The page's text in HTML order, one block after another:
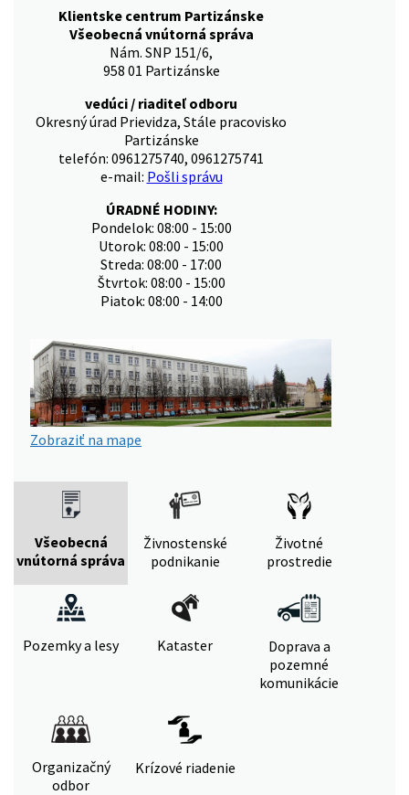
Klientske centrum Partizánske
Všeobecná vnútorná správa
Nám. SNP 151/6,
958 01 Partizánske
vedúci / riaditeľ odboru
Okresný úrad Prievidza, Stále pracovisko
Partizánske
telefón: 0961275740, 0961275741
e-mail: Pošli správu
ÚRADNÉ HODINY:
Pondelok: 08:00 - 15:00
Utorok: 08:00 - 15:00
Streda: 08:00 - 17:00
Štvrtok: 08:00 - 15:00
Piatok: 08:00 - 14:00
Zobraziť na mape
Všeobecná
vnútorná správa
Živnostenské
podnikanie
Životné
prostredie
Pozemky a lesy Kataster
Doprava a
pozemné
komunikácie
Organizačný
odbor
Krízové riadenie